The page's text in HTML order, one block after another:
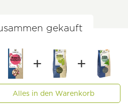
gekauft
Alles in den Warenkorb